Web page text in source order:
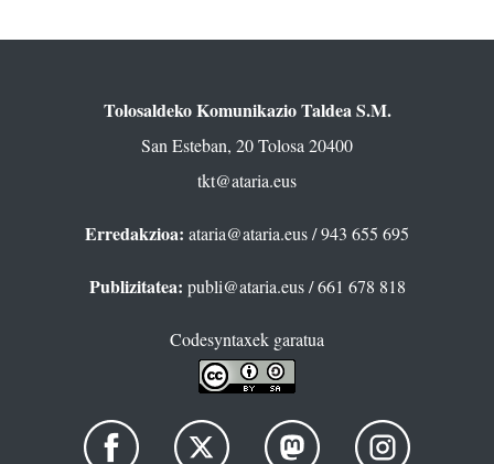
Tolosaldeko Komunikazio Taldea S.M.
San Esteban, 20 Tolosa 20400
tkt@ataria.eus
Erredakzioa: ataria@ataria.eus/ 943 655 695
Publizitatea: publi@ataria.eus/ 661 678 818
Codesyntaxek garatua